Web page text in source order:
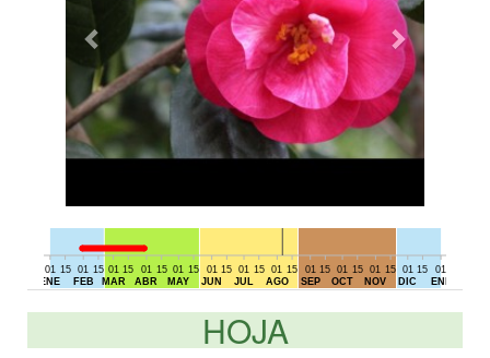
01
ENE
15
01
FEB
15 01
MAR
15
01
ABR
15 01
MAY
15
01
JUN
15
01
JUL
15
01
AGO
15
01
SEP
15
01
OCT
15
01
NOV
15 01
DIC
15
01
ENE
HOJA